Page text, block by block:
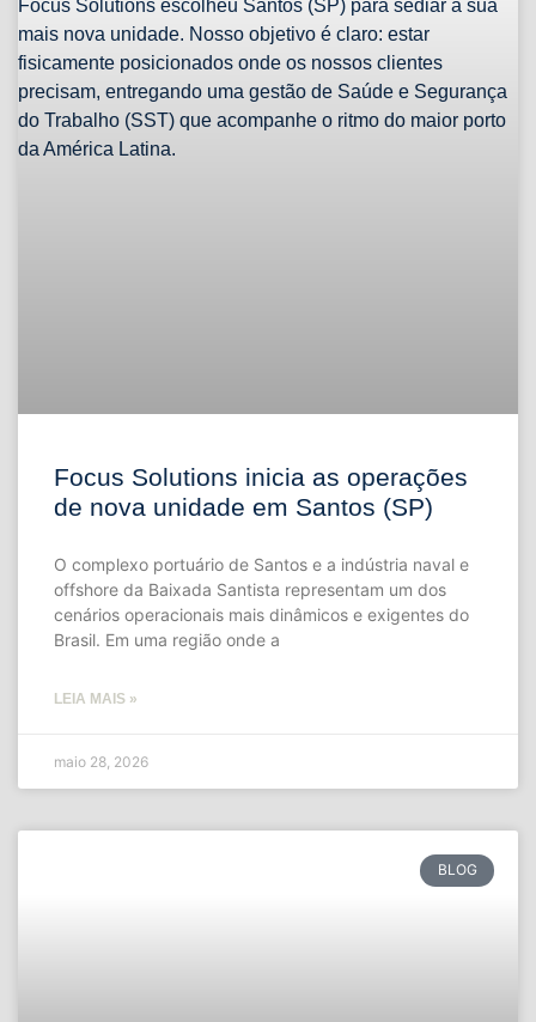
Focus Solutions inicia as operações
de nova unidade em Santos (SP)
O complexo portuário de Santos e a indústria naval e
offshore da Baixada Santista representam um dos
cenários operacionais mais dinâmicos e exigentes do
Brasil. Em uma região onde a
LEIA MAIS »
maio 28, 2026
BLOG